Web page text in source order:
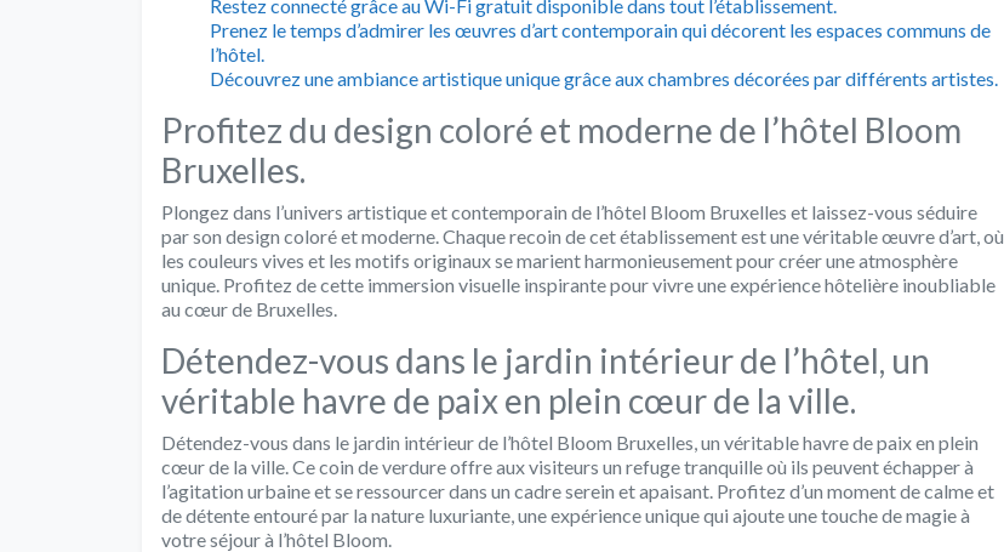
Restez connecté grâce au Wi-Fi gratuit disponible dans tout l’établissement.
Prenez le temps d’admirer les œuvres d’art contemporain qui décorent les espaces communs de
l’hôtel.
Découvrez une ambiance artistique unique grâce aux chambres décorées par différents artistes.
Profitez du design coloré et moderne de l’hôtel Bloom
Bruxelles.
Plongez dans l’univers artistique et contemporain de l’hôtel Bloom Bruxelles et laissez-vous séduire
par son design coloré et moderne. Chaque recoin de cet établissement est une véritable œuvre d’art, où
les couleurs vives et les motifs originaux se marient harmonieusement pour créer une atmosphère
unique. Profitez de cette immersion visuelle inspirante pour vivre une expérience hôtelière inoubliable
au cœur de Bruxelles.
Détendez-vous dans le jardin intérieur de l’hôtel, un
véritable havre de paix en plein cœur de la ville.
Détendez-vous dans le jardin intérieur de l’hôtel Bloom Bruxelles, un véritable havre de paix en plein
cœur de la ville. Ce coin de verdure offre aux visiteurs un refuge tranquille où ils peuvent échapper à
l’agitation urbaine et se ressourcer dans un cadre serein et apaisant. Profitez d’un moment de calme et
de détente entouré par la nature luxuriante, une expérience unique qui ajoute une touche de magie à
votre séjour à l’hôtel Bloom.